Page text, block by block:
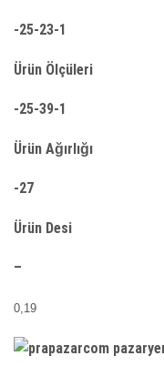
-25-23-1
Ürün Ölçüleri
-25-39-1
Ürün Ağırlığı
-27
Ürün Desi
–
0,19